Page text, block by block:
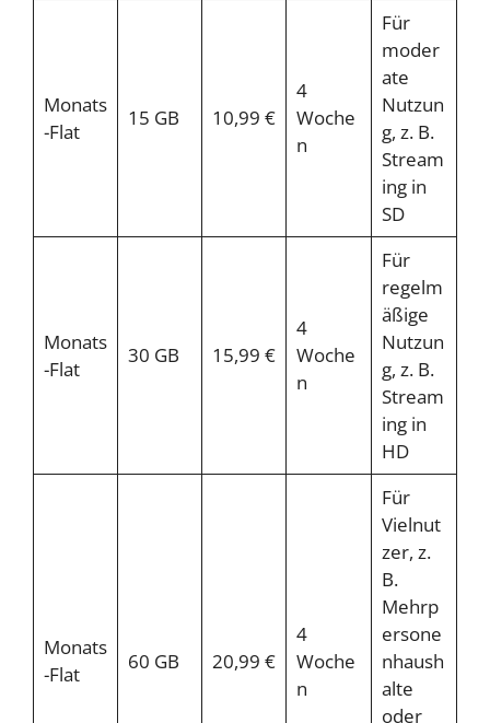
Monats
-Flat
15 GB 10,99 €
4
Woche
n
Für
moder
ate
Nutzun
g, z. B.
Stream
ing in
SD
Monats
-Flat
30 GB 15,99 €
4
Woche
n
Für
regelm
äßige
Nutzun
g, z. B.
Stream
ing in
HD
Monats
-Flat
60 GB 20,99 €
4
Woche
n
Für
Vielnut
zer, z.
B.
Mehrp
ersone
nhaush
alte
oder